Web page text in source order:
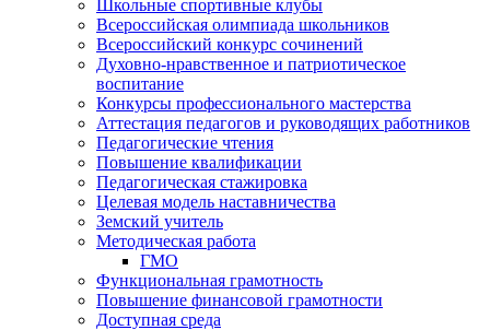
Школьные спортивные клубы
Всероссийская олимпиада школьников
Всероссийский конкурс сочинений
Духовно-нравственное и патриотическое
воспитание
Конкурсы профессионального мастерства
Аттестация педагогов и руководящих работников
Педагогические чтения
Повышение квалификации
Педагогическая стажировка
Целевая модель наставничества
Земский учитель
Методическая работа
ГМО
Функциональная грамотность
Повышение финансовой грамотности
Доступная среда